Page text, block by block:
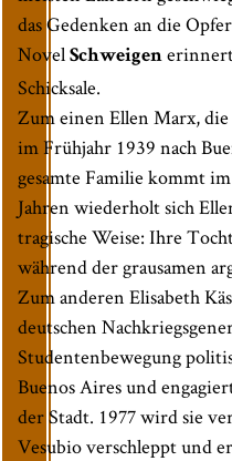
das Gedenken an die
Novel Schweigen
Schicksale.
Zum einen Ellen Marx, die
im Frühjahr 1939 nach
gesamte Familie kommt
Jahren wiederholt sich
tragische Weise: Ihre
während der grausamen
Zum anderen Elisabeth
deutschen
Studentenbewegung
Buenos Aires und
der Stadt. 1977 wird sie
Vesubio verschleppt und